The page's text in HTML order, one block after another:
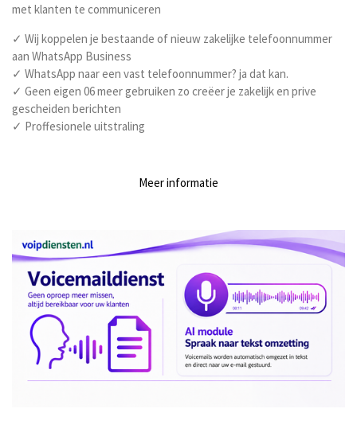
met klanten te communiceren
✓ Wij koppelen je bestaande of nieuw zakelijke telefoonnummer
aan WhatsApp Business
✓ WhatsApp naar een vast telefoonnummer? ja dat kan.
✓ Geen eigen 06 meer gebruiken zo creëer je zakelijk en prive
gescheiden berichten
✓ Proffesionele uitstraling
Meer informatie